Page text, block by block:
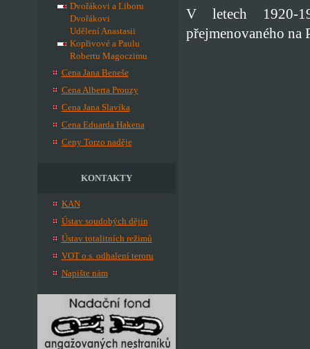
Dvořákovi a Liboru
Dvořákovi
Udělení Anastasii
Kopřivové a Paulu
Robertu Magoczimu
Cena Jana Beneše
Cena Alberta Prouzy
Cena Jana Slavíka
Cena Eduarda Hakena
Ceny Torzo naděje
KONTAKTY
KAN
Ústav soudobých dějin
Ústav totalitních režimů
VOT o.s. odhalení teroru
Napište nám
V letech 1920-
přejmenovaného na